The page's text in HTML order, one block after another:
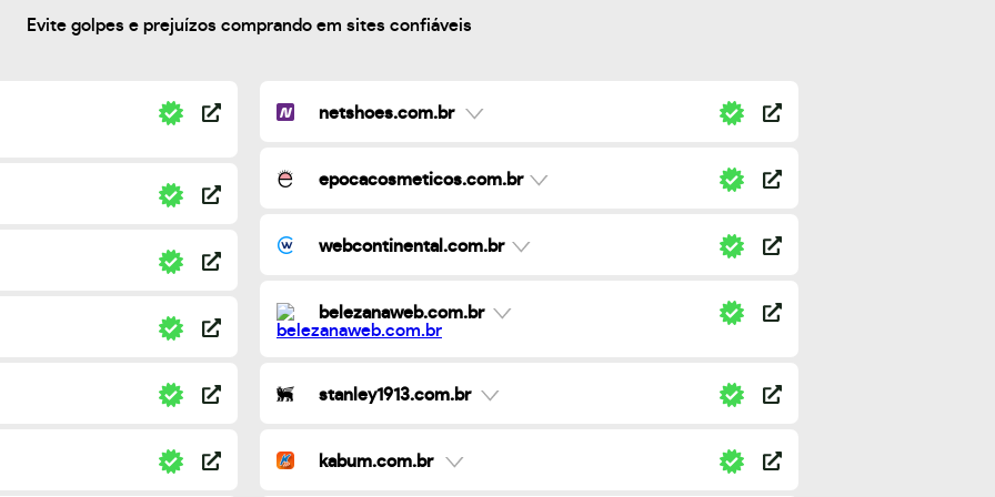
Evite golpes e prejuízos comprando em sites confiáveis
netshoes.com.br
epocacosmeticos.com.br
webcontinental.com.br
belezanaweb.com.br
stanley1913.com.br
kabum.com.br